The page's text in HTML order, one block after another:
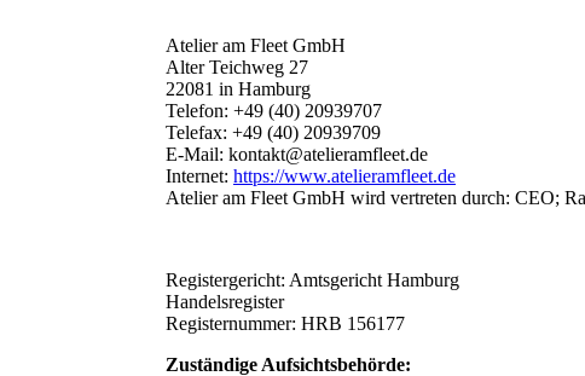
Atelier am Fleet GmbH
Alter Teichweg 27
22081 in Hamburg
Telefon: +49 (40) 20939707
Telefax: +49 (40) 20939709
E-Mail: kontakt@atelieramfleet.de
Internet: https://www.atelieramfleet.de
Atelier am Fleet GmbH wird vertreten durch: CEO;
Registergericht: Amtsgericht Hamburg
Handelsregister
Registernummer: HRB 156177
Zuständige Aufsichtsbehörde: